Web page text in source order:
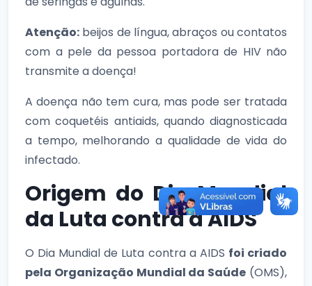
Atenção: beijos de língua, abraços ou contatos
com a pele da pessoa portadora de HIV não
transmite a doença!
A doença não tem cura, mas pode ser tratada
com coquetéis antiaids, quando diagnosticada
a tempo, melhorando a qualidade de vida do
infectado.
Origem do Dia Mundial
da Luta contra a AIDS
O Dia Mundial de Luta contra a AIDS foi criado
pela Organização Mundial da Saúde (OMS),